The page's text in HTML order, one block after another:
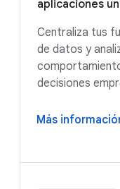
aplicaciones
Centraliza tus
de datos y
decisiones
Más